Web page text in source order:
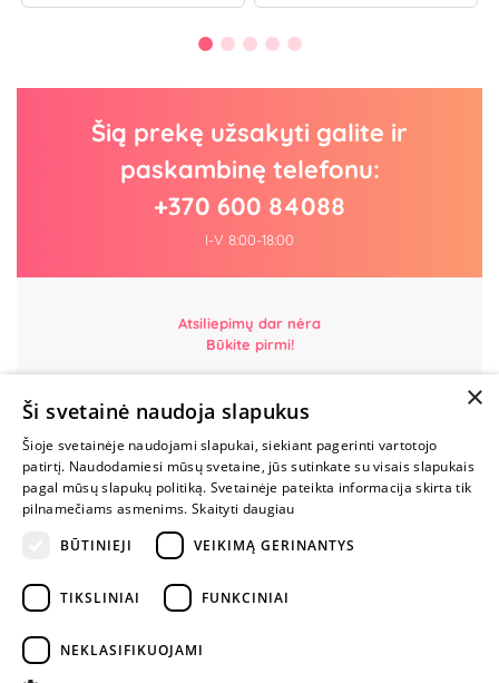
Šią prekę užsakyti galite ir
paskambinę telefonu:
+370 600 84088
I-V 8:00-18:00
Atsiliepimų dar nėra
Būkite pirmi!
MYLIMIAUSIA
LIETUVOS
ELEKTRONINĖ
PARDUOTUVĖ
ŽAISTI
+370 600 84088
×
Ši svetainė naudoja slapukus
Šioje svetainėje naudojami slapukai, siekiant pagerinti vartotojo
patirtį. Naudodamiesi mūsų svetaine, jūs sutinkate su visais slapukais
pagal mūsų slapukų politiką. Svetainėje pateikta informacija skirta tik
pilnamečiams asmenims. Skaityti daugiau
BŪTINIEJI
VEIKIMĄ GERINANTYS
TIKSLINIAI FUNKCINIAI
NEKLASIFIKUOJAMI